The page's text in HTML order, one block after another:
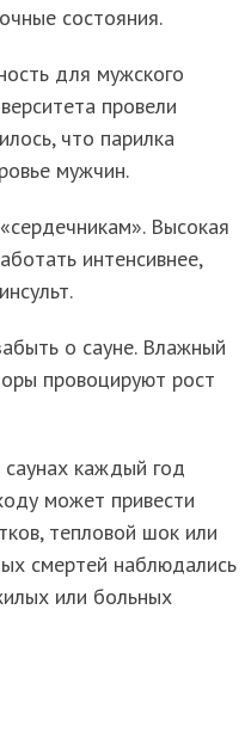
состояния.
для мужского
провели
что парилка
мужчин.
Высокая
интенсивнее,
о сауне. Влажный
провоцируют рост
каждый год
может привести
тепловой шок или
смертей наблюдались
или больных